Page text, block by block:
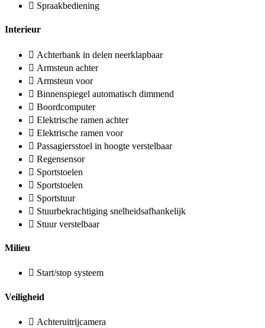
Spraakbediening
Interieur
Achterbank in delen neerklapbaar
Armsteun achter
Armsteun voor
Binnenspiegel automatisch dimmend
Boordcomputer
Elektrische ramen achter
Elektrische ramen voor
Passagiersstoel in hoogte verstelbaar
Regensensor
Sportstoelen
Sportstoelen
Sportstuur
Stuurbekrachtiging snelheidsafhankelijk
Stuur verstelbaar
Milieu
Start/stop systeem
Veiligheid
Achteruitrijcamera